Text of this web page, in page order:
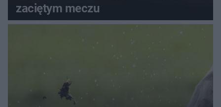
zaciętym meczu